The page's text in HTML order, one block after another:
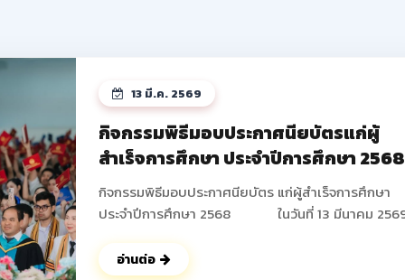
13 มี.ค. 2569
กิจกรรมพิธีมอบประกาศนียบัตรแก่ผู้
สำเร็จการศึกษา ประจำปีการศึกษา 2568
กิจกรรมพิธีมอบประกาศนียบัตร แก่ผู้สำเร็จการศึกษา
ประจำปีการศึกษา 2568 ในวันที่ 13 มีนาคม 2569
ประกาศนียบัตร แก่ผู้สำเร็จการศึกษา ประจำปีการศึกษา
อ่านต่อ